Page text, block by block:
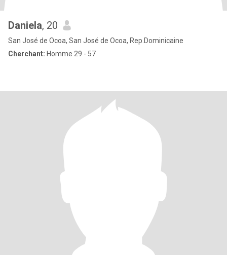
Daniela, 20
San José de Ocoa, San José de Ocoa, Rep.Dominicaine
Cherchant: Homme 29 - 57